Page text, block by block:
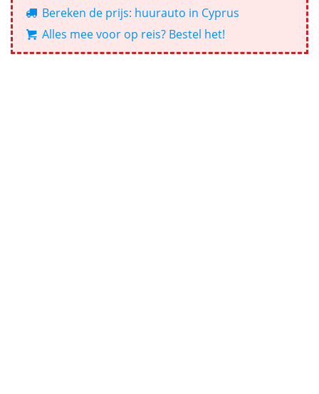
Bereken de prijs: huurauto in Cyprus
Alles mee voor op reis? Bestel het!